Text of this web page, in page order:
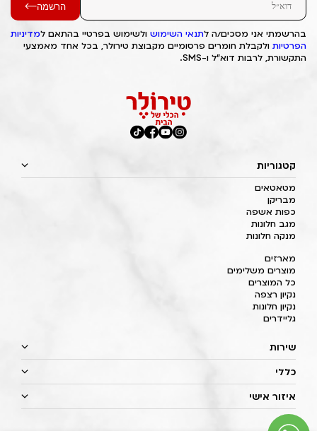
הרשמה
בהרשמתי אני מסכים/ה לתנאי השימוש ולשימוש בפרטיי בהתאם למדיניות
הפרטיות ולקבלת חומרים פרסומיים מקבוצת טירולר, בכל אחד מאמצעי
התקשורת, לרבות דוא"ל ו-SMS.
קטגוריות
מטאטאים
מבריקן
כפות אשפה
מגב חלונות
מנקה חלונות
מארזים
מוצרים משלימים
כל המוצרים
נקיון רצפה
נקיון חלונות
גליידרים
שירות
כללי
איזור אישי